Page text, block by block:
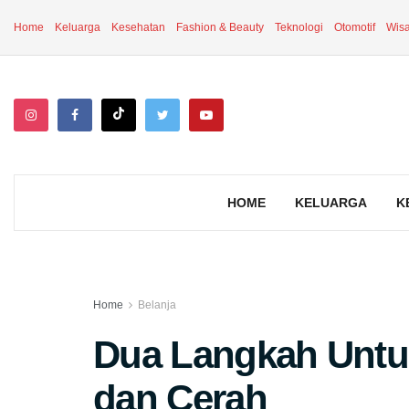
Home Keluarga Kesehatan Fashion & Beauty Teknologi Otomotif
HOME KELUARGA
Home Belanja
Dua Langkah
dan Cerah